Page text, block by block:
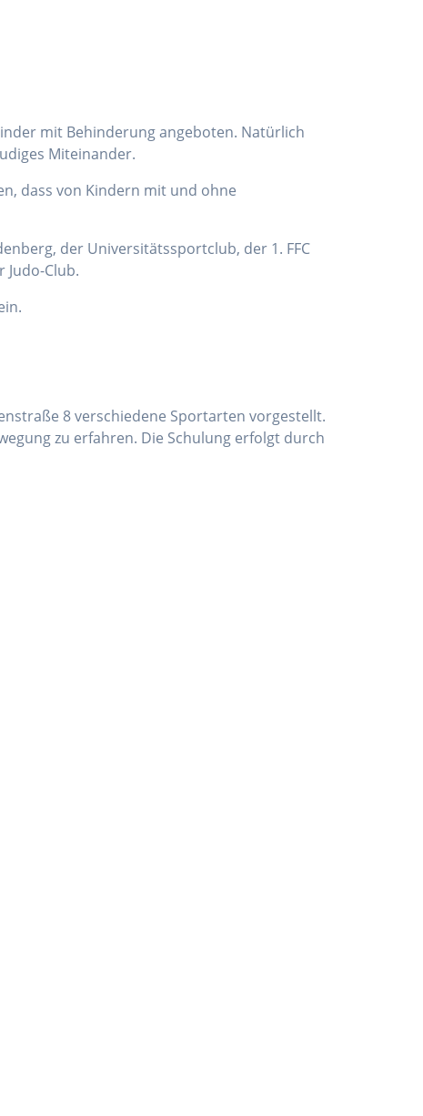
mit Behinderung angeboten. Natürlich
Miteinander.
dass von Kindern mit und ohne
der Universitätssportclub, der 1. FFC
Club.
8 verschiedene Sportarten vorgestellt.
zu erfahren. Die Schulung erfolgt durch